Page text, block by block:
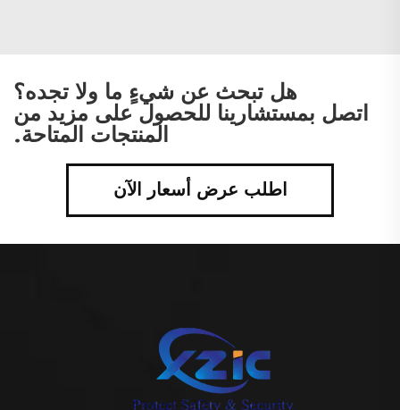
هل تبحث عن شيءٍ ما ولا تجده؟
اتصل بمستشارينا للحصول على مزيد من
المنتجات المتاحة.
اطلب عرض أسعار الآن